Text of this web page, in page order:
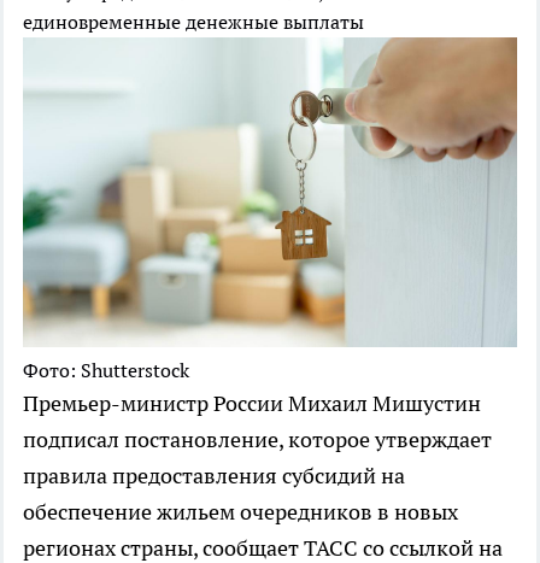
единовременные денежные выплаты
Фото: Shutterstock
Премьер-министр России Михаил Мишустин
подписал постановление, которое утверждает
правила предоставления субсидий на
обеспечение жильем очередников в новых
регионах страны, сообщает ТАСС со ссылкой на